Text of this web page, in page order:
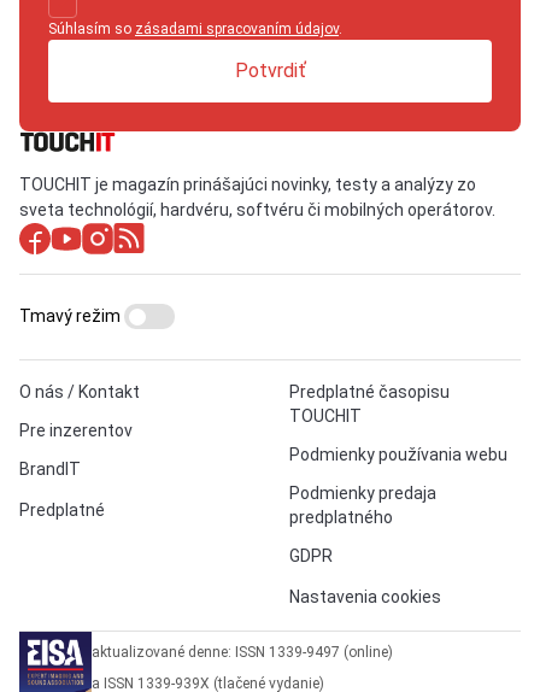
Súhlasím so zásadami spracovaním údajov.
Potvrdiť
TOUCHIT je magazín prinášajúci novinky, testy a analýzy zo
sveta technológií, hardvéru, softvéru či mobilných operátorov.
O nás / Kontakt
Pre inzerentov
BrandIT
Predplatné
Predplatné časopisu
TOUCHIT
Podmienky používania webu
Podmienky predaja
predplatného
GDPR
Nastavenia cookies
Tmavý režim
aktualizované denne: ISSN 1339-9497 (online)
a ISSN 1339-939X (tlačené vydanie)